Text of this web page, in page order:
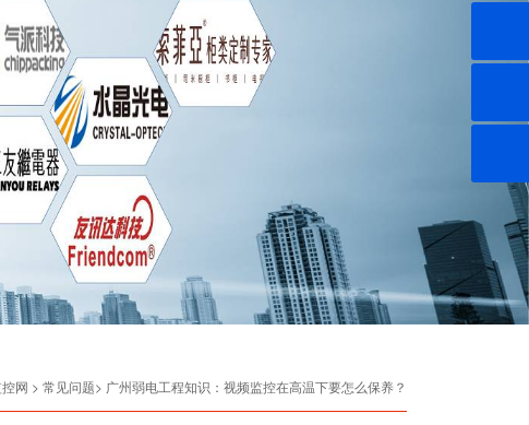
网 > 常见问题> 广州弱电工程知识：视频监控在高温下要怎么保养？